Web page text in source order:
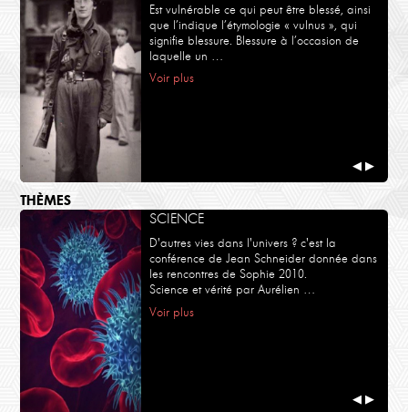
Est vulnérable ce qui peut être blessé, ainsi
que l’indique l’étymologie « vulnus », qui
signifie blessure. Blessure à l’occasion de
laquelle un …
Voir plus
◀ ▶
THÈMES
SCIENCE
D'autres vies dans l'univers ? c'est la
conférence de Jean Schneider donnée dans
les rencontres de Sophie 2010.
Science et vérité par Aurélien …
Voir plus
◀ ▶